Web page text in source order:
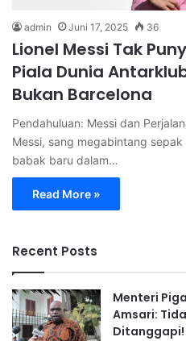
admin Juni 17, 2025 36
Lionel Messi Tak
Piala Dunia
Bukan Barcelona
Pendahuluan: Messi dan
Messi, sang megabintang
babak baru dalam…
Read More »
Recent Posts
Menteri
Amsari:
Ditanggapi!